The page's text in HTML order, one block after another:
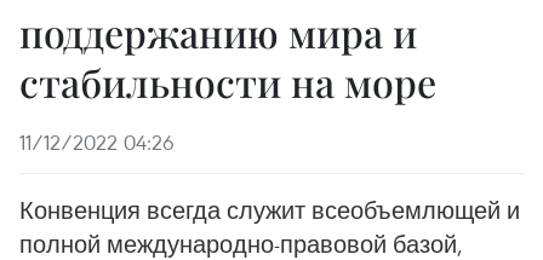
поддержанию мира и
стабильности на море
11/12/2022 04:26
Конвенция всегда служит всеобъемлющей и
полной международно-правовой базой,